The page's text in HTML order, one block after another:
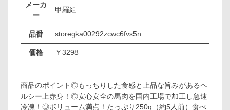
メーカ
ー
甲羅組
品番 storegka00292zcwc6fvs5n
価格 ￥3298
商品のポイント◎もっちりした食感と上品な旨みがあるヘ
ルシー上赤身！◎安心安全の馬肉を国内工場で加工し急速
冷凍！◎ボリューム満点！たっぷり250g（約5人前）食べ